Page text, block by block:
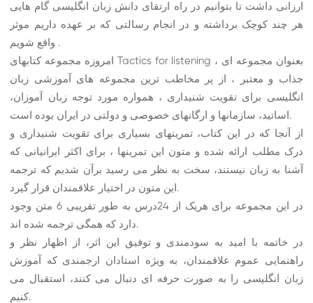
ارزانی داشت تا بتوانیم در راه ارتقای دانش زبان انگلیسی گام هایی
هر چند کوچک برداشته و در انجام رسالتی که بر عهده داریم موثر
واقع شویم .
امروزه مجموعه کتابهای Tactics for listening ، بعنوان مجموعه ای
جذاب و معتبر ، از پر مخاطب ترین مجموعه های آموزشی زبان
انگلیسی برای تقویت شنیداری ، همواره مورد توجه زبان آموزان،
اساتید، سازمانها و ارگانهای خصوصی و دولتی در ایران بوده است.
از آنجا که در این کتاب، تمرینهای بسیاری برای تقویت شنیداری و
درک مطلب ارائه شده و متون این تمرینها ، برای اکثر ایرانیانی که
آشنا به زبان نیستند، سخت به نظر می رسید برآن شدیم که ترجمه
این متون در اختیار علاقمندان قرار گیرد.
در این مجموعه برای هریک از 24درس به طور تقریبی 6 متن وجود
دارد که همگی ترجمه شده اند.
در خاتمه با امید به سودمندی و توفیق این اثر، از اظهار نظر و
راهنمایی عموم علاقمندان، به ویژه استادان ارجمندی که آموزش
زبان انگلیسی را به صورت حرفه ای دنبال می کنند، استقبال می
کنیم.